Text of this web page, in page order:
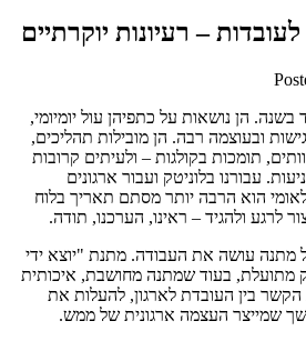
– רעיונות יוקרתיים
הן נושאות על כתפיהן עול יומיומי,
ובעוצמה רבה. הן מובילות תהליכים,
תומכות בקולגות – ולעיתים קרובות
עבורנו בלוניטק ועבור ארגונים
הוא הרבה יותר מסתם תאריך בלוח
לרגע ולהגיד – ראינו, הערכנו, תודה.
מתנה עושה את העבודה. מתנת "יוצא ידי
מתועלת, בעוד שמתנה מחושבת, איכותית
בין העובדת לארגון, להעלות את
שמייצר העצמה ארגונית של ממש.